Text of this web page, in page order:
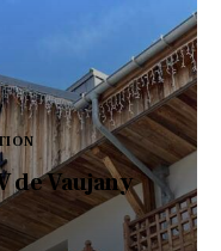
de Vaujany